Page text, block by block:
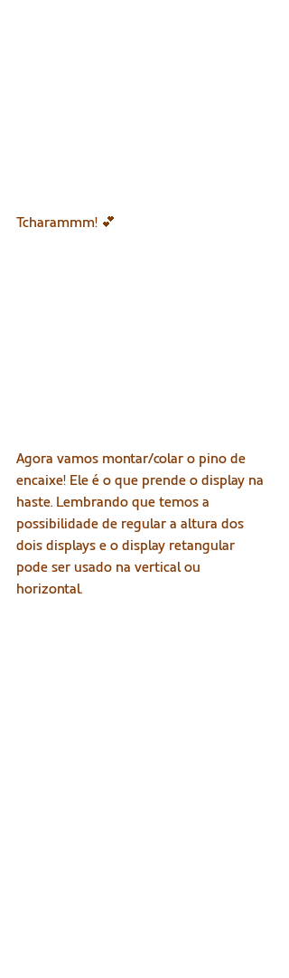
Tcharammm! 💕
Agora vamos montar/colar o pino de
encaixe! Ele é o que prende o display na
haste. Lembrando que temos a
possibilidade de regular a altura dos
dois displays e o display retangular
pode ser usado na vertical ou
horizontal.